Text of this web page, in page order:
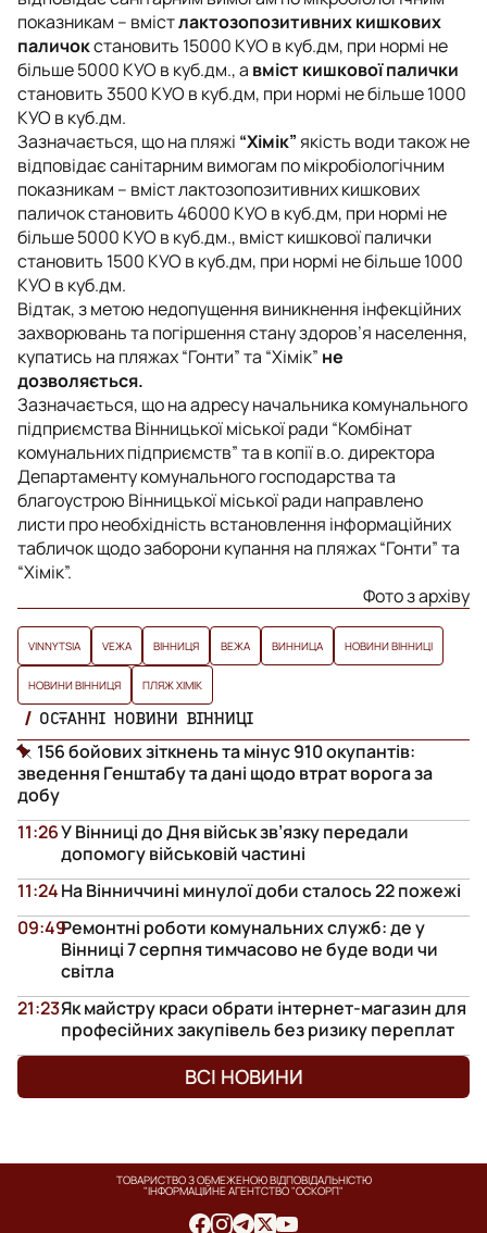
показникам – вмістлактозопозитивних кишкових
паличокстановить 15000 КУО в куб.дм, при нормі не
більше 5000 КУО в куб.дм., а вміст кишкової палички
становить 3500 КУО в куб.дм, при нормі не більше 1000
КУО в куб.дм.
Зазначається, що на пляжі “Хімік” якість води також не
відповідає санітарним вимогам по мікробіологічним
показникам – вміст лактозопозитивних кишкових
паличок становить 46000 КУО в куб.дм, при нормі не
більше 5000 КУО в куб.дм., вміст кишкової палички
становить 1500 КУО в куб.дм, при нормі не більше 1000
КУО в куб.дм.
Відтак, з метою недопущення виникнення інфекційних
захворювань та погіршення стану здоров’я населення,
купатись на пляжах “Гонти” та “Хімік” не
дозволяється.
Зазначається, що на адресу начальника комунального
підприємства Вінницької міської ради “Комбінат
комунальних підприємств” та в копії в.о. директора
Департаменту комунального господарства та
благоустрою Вінницької міської ради направлено
листи про необхідність встановлення інформаційних
табличок щодо заборони купання на пляжах “Гонти” та
“Хімік”.
Фото з архіву
VINNYTSIA VЕЖА ВІННИЦЯ ВЕЖА ВИННИЦА НОВИНИ ВІННИЦІ
НОВИНИ ВІННИЦЯ ПЛЯЖ ХІМІК
ОСТАННІ НОВИНИ ВІННИЦІ
156 бойових зіткнень та мінус 910 окупантів:
зведення Генштабу та дані щодо втрат ворога за
добу
У Вінниці до Дня військ зв’язку передали
допомогу військовій частині
11:26
На Вінниччині минулої доби сталось 22 пожежі
11:24
Ремонтні роботи комунальних служб: де у
Вінниці 7 серпня тимчасово не буде води чи
світла
09:49
Як майстру краси обрати інтернет-магазин для
професійних закупівель без ризику переплат
21:23
ВСІ НОВИНИ
ТОВАРИСТВО З ОБМЕЖЕНОЮ ВІДПОВІДАЛЬНІСТЮ
"ІНФОРМАЦІЙНЕ АГЕНТСТВО "ОСКОРП"